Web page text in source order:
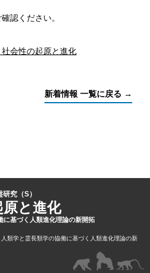
認ください。
会性の起原と進化
新着情報 一覧に戻る →
究（S）
と進化
に基づく人類進化理論の新開拓
類学と霊長類学の協働に基づく人類進化理論の新